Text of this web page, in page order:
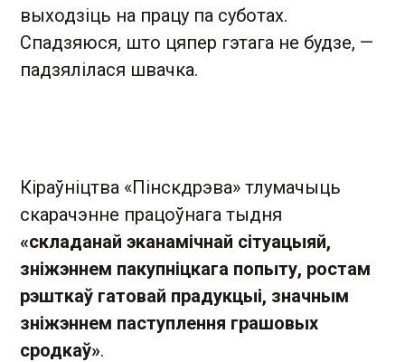
выходзіць на працу па суботах.
Спадзяюся, што цяпер гэтага не будзе, —
падзялілася швачка.
Кіраўніцтва «Пінскдрэва» тлумачыць
скарачэнне працоўнага тыдня
«складанай эканамічнай сітуацыяй,
зніжэннем пакупніцкага попыту, ростам
рэшткаў гатовай прадукцыі, значным
зніжэннем паступлення грашовых
сродкаў».